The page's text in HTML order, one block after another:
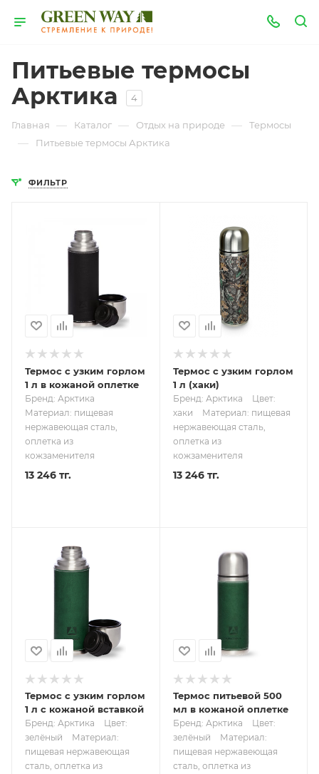
Питьевые термосы
Арктика
4
Главная — Каталог — Отдых на природе — Термосы
— Питьевые термосы Арктика
ФИЛЬТР
Термос с узким горлом
1 л в кожаной оплетке
Бренд: Арктика
Материал: пищевая
нержавеющая сталь,
оплетка из
кожзаменителя
13 246 тг.
Термос с узким горлом
1 л (хаки)
Бренд: Арктика
Цвет:
хаки
Материал: пищевая
нержавеющая сталь,
оплетка из
кожзаменителя
13 246 тг.
Термос с узким горлом
1 л с кожаной вставкой
Бренд: Арктика
Цвет:
зелёный
Материал:
пищевая нержавеющая
сталь, оплетка из
Термос питьевой 500
мл в кожаной оплетке
Бренд: Арктика
Цвет:
зелёный
Материал:
пищевая нержавеющая
сталь, оплетка из